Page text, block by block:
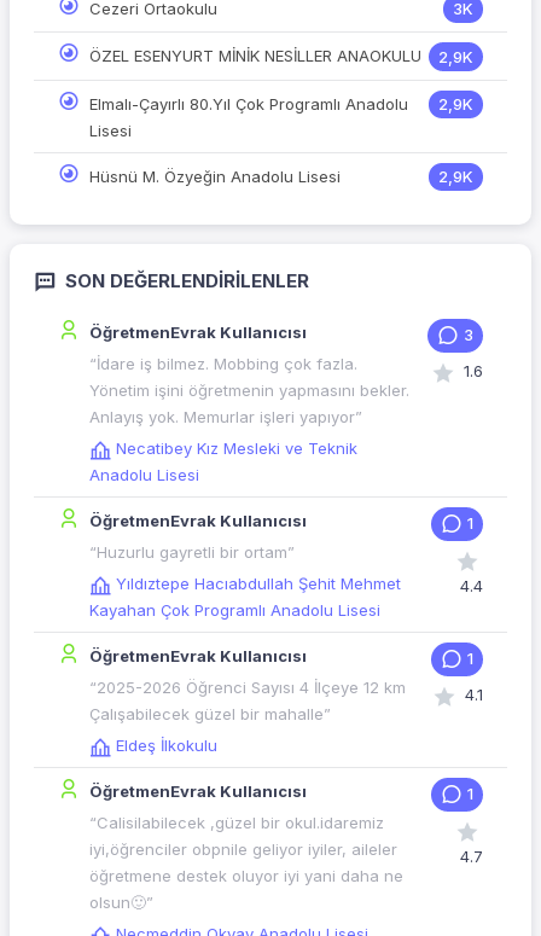
Cezeri Ortaokulu 3K
ÖZEL ESENYURT MİNİK NESİLLER ANAOKULU 2,9K
Elmalı-Çayırlı 80.Yıl Çok Programlı Anadolu
Lisesi
2,9K
Hüsnü M. Özyeğin Anadolu Lisesi 2,9K
SON DEĞERLENDIRILENLER
ÖğretmenEvrak Kullanıcısı
“İdare iş bilmez. Mobbing çok fazla.
Yönetim işini öğretmenin yapmasını bekler.
Anlayış yok. Memurlar işleri yapıyor”
Necatibey Kız Mesleki ve Teknik
Anadolu Lisesi
3
1.6
ÖğretmenEvrak Kullanıcısı
“Huzurlu gayretli bir ortam”
Yıldıztepe Hacıabdullah Şehit Mehmet
Kayahan Çok Programlı Anadolu Lisesi
1
4.4
ÖğretmenEvrak Kullanıcısı
“2025-2026 Öğrenci Sayısı 4 İlçeye 12 km
Çalışabilecek güzel bir mahalle”
Eldeş İlkokulu
1
4.1
ÖğretmenEvrak Kullanıcısı
“Calisilabilecek ,güzel bir okul.idaremiz
iyi,öğrenciler obpnile geliyor iyiler, aileler
öğretmene destek oluyor iyi yani daha ne
olsun🙂”
1
4.7